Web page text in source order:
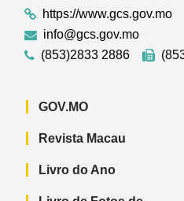
https://www.gcs.gov.mo
info@gcs.gov.mo
(853)2833 2886
GOV.MO
Revista Macau
Livro do Ano